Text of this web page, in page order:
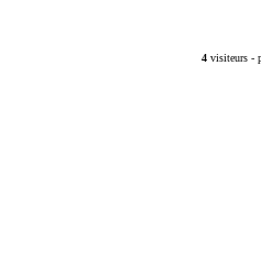
4visiteurs -